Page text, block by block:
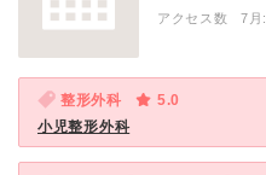
アクセス数 7月:
整形外科
5.0
小児整形外科